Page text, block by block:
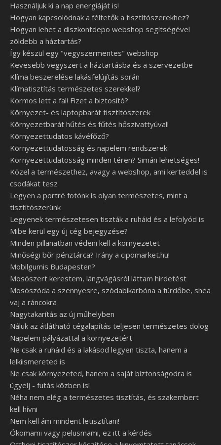
Használjuk ki a nap energiáját is!
Hogyan kapcsolódnak a féltetők a tisztítószerekhez?
Hogyan lehet a diszkontdepo webshop segítségével
zöldebb a háztartás?
Így készül egy "vegyszermentes" webshop
Kevesebb vegyszert a háztartásba és a szervezetbe
Klíma beszerelése lakásfelújítás során
Klímatisztítás természetes szerekkel?
Kormos lett a fal! Fizet a biztosító?
Környezet- és laptopbarát tisztítószerek
Környezetbarát hűtés és fűtés hőszivattyúval!
Környezettudatos kávéfőző?
Környezettudatosság és napelem rendszerek
Környezettudatosság minden téren? Simán lehetséges!
Közel a természethez, avagy a webshop, ami kerteddel is
csodákat tesz
Legyen a portré fotónk is olyan természetes, mint a
tisztítószerünk
Legyenek természetesen tiszták a ruháid és a lefolyód is
Mibe kerül egy új cég bejegyzése?
Minden pillanatban védeni kell a környezetet
Minőségi bőr pénztárca? Irány a cipomarket.hu!
Mobilgumis Budapesten?
Mosószert kerestem, lángvágásról láttam hirdetést
Mosószóda a szennyesre, szódabikarbóna a fürdőbe, shea
vaj a ráncokra
Nagytakarítás az új műhelyben
Náluk az átlátható cégalapítás teljesen természetes dolog
Napelem pályázattal a környezetért
Ne csak a ruháid és a lakásod legyen tiszta, hanem a
lelkiismereted is
Ne csak környezeted, hanem a saját biztonságodra is
ügyelj - futás közben is!
Néha nem elég a természetes tisztítás, és szakembert
kell hívni
Nem kell ám mindent letisztítani!
Ökomami vagy pelusmami, ez itt a kérdés